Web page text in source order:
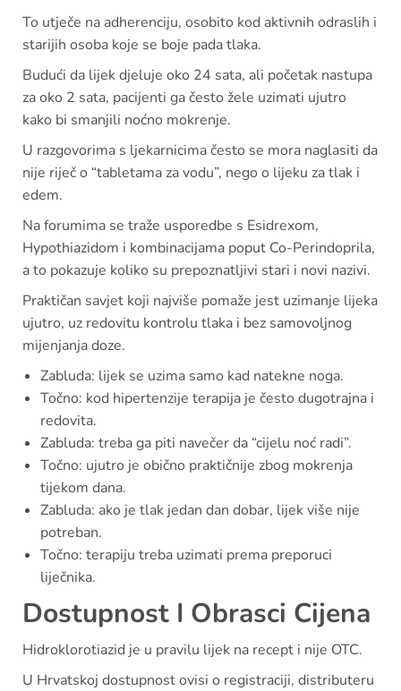
To utječe na adherenciju, osobito kod aktivnih odraslih i
starijih osoba koje se boje pada tlaka.
Budući da lijek djeluje oko 24 sata, ali početak nastupa
za oko 2 sata, pacijenti ga često žele uzimati ujutro
kako bi smanjili noćno mokrenje.
U razgovorima s ljekarnicima često se mora naglasiti da
nije riječ o “tabletama za vodu”, nego o lijeku za tlak i
edem.
Na forumima se traže usporedbe s Esidrexom,
Hypothiazidom i kombinacijama poput Co-Perindoprila,
a to pokazuje koliko su prepoznatljivi stari i novi nazivi.
Praktičan savjet koji najviše pomaže jest uzimanje lijeka
ujutro, uz redovitu kontrolu tlaka i bez samovoljnog
mijenjanja doze.
Zabluda: lijek se uzima samo kad natekne noga.
Točno: kod hipertenzije terapija je često dugotrajna i
redovita.
Zabluda: treba ga piti navečer da “cijelu noć radi”.
Točno: ujutro je obično praktičnije zbog mokrenja
tijekom dana.
Zabluda: ako je tlak jedan dan dobar, lijek više nije
potreban.
Točno: terapiju treba uzimati prema preporuci
liječnika.
Dostupnost I Obrasci Cijena
Hidroklorotiazid je u pravilu lijek na recept i nije OTC.
U Hrvatskoj dostupnost ovisi o registraciji, distributeru